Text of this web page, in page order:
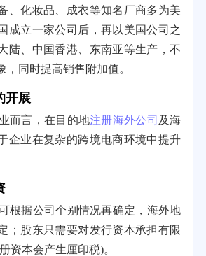
、化妆品、成衣等知名厂商多为美
成立一家公司后，再以美国公司之
陆、中国香港、东南亚等生产，不
，同时提高销售附加值。
开展
而言，在目的地注册海外公司 及海
企业在复杂的跨境电商环境中提升
根据公司个别情况再确定，海外地
；股东只需要对发行资本承担有限
资本会产生厘印税)。